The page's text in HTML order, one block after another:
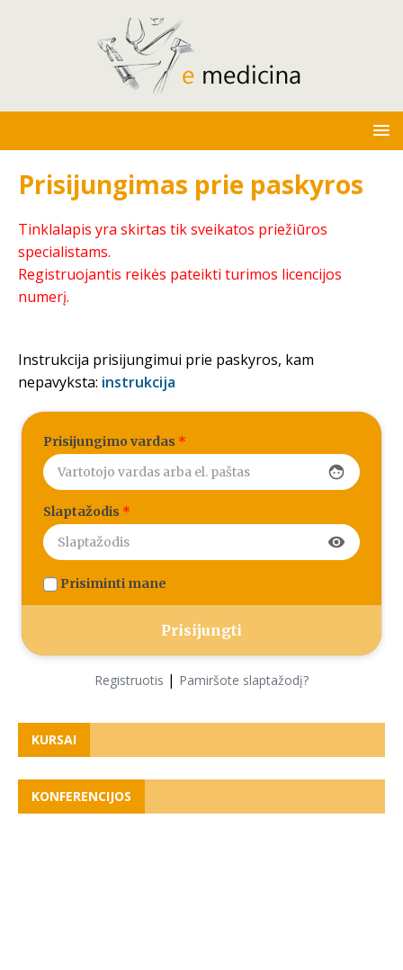
Prisijungimas prie paskyros
Tinklalapis yra skirtas tik sveikatos priežiūros
specialistams.
Registruojantis reikės pateikti turimos licencijos
numerį.
Instrukcija prisijungimui prie paskyros, kam
nepavyksta: instrukcija
Prisijungimo vardas *
face
Slaptažodis *
visibility
Prisiminti mane
Registruotis | Pamiršote slaptažodį?
KURSAI
KONFERENCIJOS